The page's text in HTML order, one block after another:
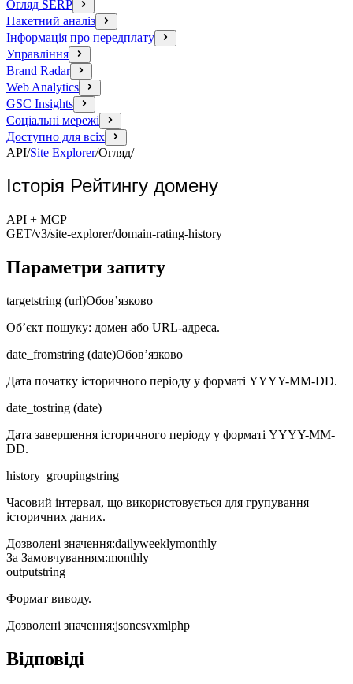
Огляд SERP
Пакетний аналіз
Інформація про передплату
Управління
Brand Radar
Web Analytics
GSC Insights
Соціальні мережі
Доступно для всіх
API/Site Explorer/Огляд/
Історія Рейтингу домену
API + MCP
GET/v3/site-explorer/domain-rating-history
Параметри запиту
targetstring (url)Обов’язково
Об’єкт пошуку: домен або URL-адреса.
date_fromstring (date)Обов’язково
Дата початку історичного періоду у форматі YYYY-MM-DD.
date_tostring (date)
Дата завершення історичного періоду у форматі YYYY-MM-
DD.
history_groupingstring
Часовий інтервал, що використовується для групування
історичних даних.
Дозволені значення:dailyweeklymonthly
За Замовчуванням:monthly
outputstring
Формат виводу.
Дозволені значення:jsoncsvxmlphp
Відповіді